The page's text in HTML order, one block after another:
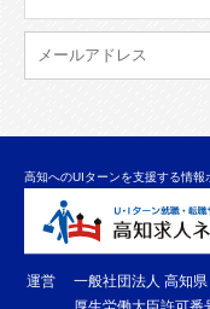
高知へのUIターンを支援する情報
運営
一般社団法人 高知